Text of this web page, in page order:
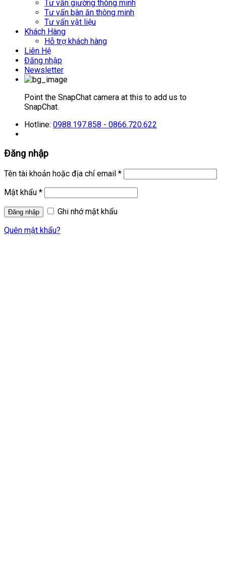
Tư vấn giường thông minh
Tư vấn bàn ăn thông minh
Tư vấn vật liệu
Khách Hàng
Hỗ trợ khách hàng
Liên Hệ
Đăng nhập
Newsletter
Point the SnapChat camera at this to add us to
SnapChat.
Hotline: 0988.197.858 - 0866.720.622
Đăng nhập
Tên tài khoản hoặc địa chỉ email *
Mật khẩu *
Ghi nhớ mật khẩu
Quên mật khẩu?